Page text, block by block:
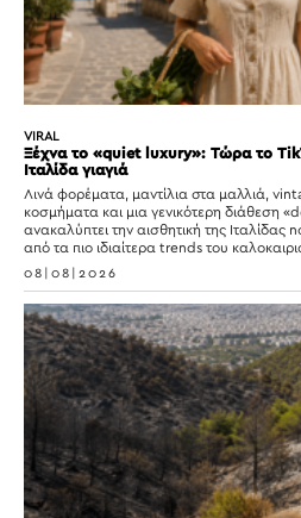
VIRAL
Ξέχνα το «quiet luxury»: Τώρα το
Ιταλίδα γιαγιά
Λινά φορέματα, μαντίλια στα μαλλιά,
κοσμήματα και μια γενικότερη διάθεση
ανακαλύπτει την αισθητική της Ιταλίδας
από τα πιο ιδιαίτερα trends του
08|08|2026